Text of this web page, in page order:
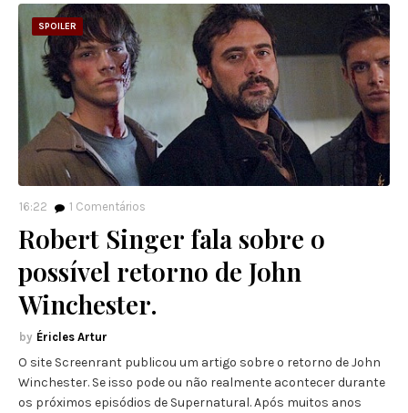
SPOILER
16:22 1 Comentários
Robert Singer fala sobre o
possível retorno de John
Winchester.
Éricles Artur
O site Screenrant publicou um artigo sobre o retorno de John
Winchester. Se isso pode ou não realmente acontecer durante
os próximos episódios de Supernatural. Após muitos anos